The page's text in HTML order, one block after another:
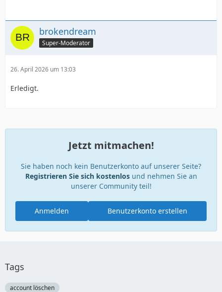
brokendream
Super-Moderator
26. April 2026 um 13:03
Erledigt.
Jetzt mitmachen!
Sie haben noch kein Benutzerkonto auf unserer Seite?
Registrieren Sie sich kostenlosund nehmen Sie an
unserer Community teil!
Benutzerkonto erstellen
Anmelden
Tags
account löschen